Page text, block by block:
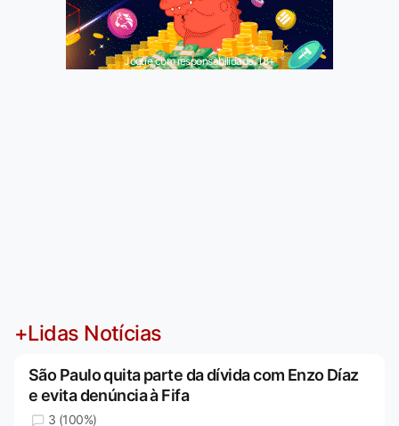
Jogue com responsabilidade. 18+
+Lidas Notícias
São Paulo quita parte da dívida com Enzo Díaz
e evita denúncia à Fifa
3 (100%)